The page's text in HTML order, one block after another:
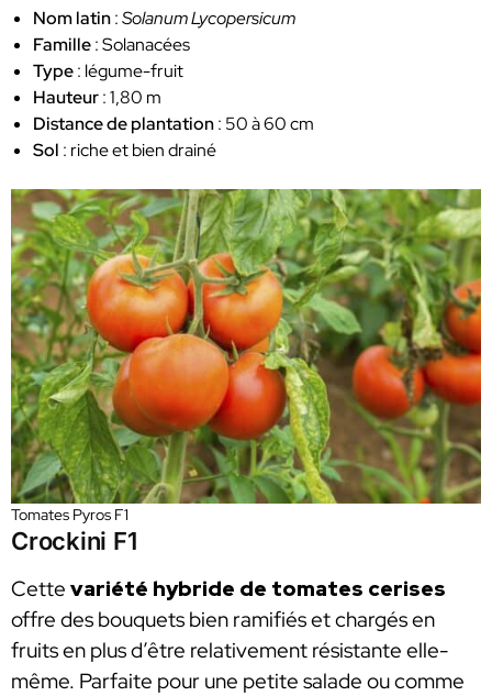
Nom latin:Solanum Lycopersicum
Famille: Solanacées
Type: légume-fruit
Hauteur: 1,80 m
Distance de plantation: 50 à 60 cm
Sol : riche et bien drainé
Tomates Pyros F1
Crockini F1
Cette variété hybride de tomates cerises
offre des bouquets bien ramifiés et chargés en
fruits en plus d’être relativement résistante elle-
même. Parfaite pour une petite salade ou comme